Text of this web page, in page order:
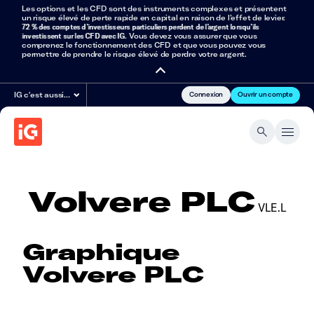
Les options et les CFD sont des instruments complexes et présentent
un risque élevé de perte rapide en capital en raison de l’effet de levier.
72 % des comptes d’investisseurs particuliers perdent de l’argent lorsqu’ils
investissent sur les CFD avec IG. Vous devez vous assurer que vous
comprenez le fonctionnement des CFD et que vous pouvez vous
permettre de prendre le risque élevé de perdre votre argent.
IG c'est aussi… Connexion Ouvrir un compte
Volvere PLC VLE.L
Graphique
Volvere PLC